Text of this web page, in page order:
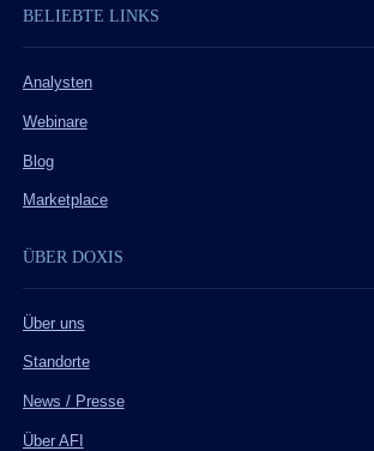
BELIEBTE LINKS
Analysten
Webinare
Blog
Marketplace
ÜBER DOXIS
Über uns
Standorte
News / Presse
Über AFI